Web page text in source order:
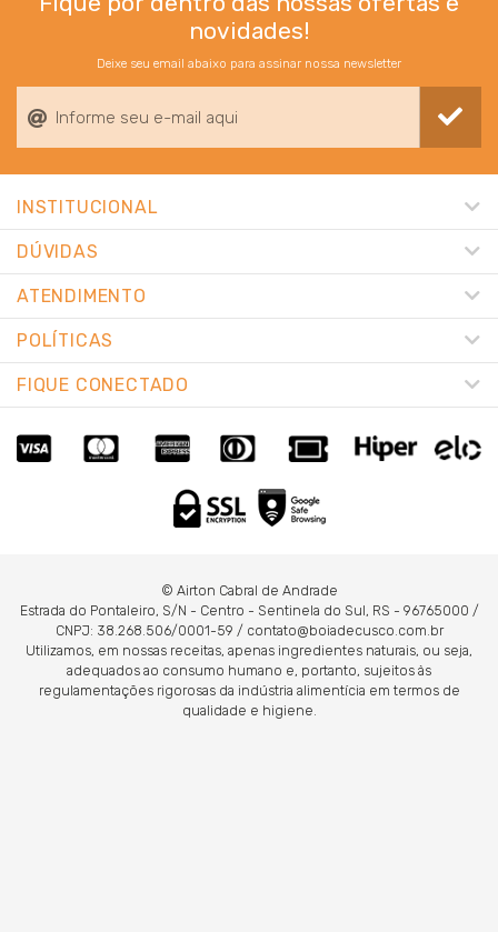
novidades!
Deixe seu email abaixo para assinar nossa newsletter
INSTITUCIONAL
DÚVIDAS
ATENDIMENTO
POLÍTICAS
FIQUE CONECTADO
© Airton Cabral de Andrade
Estrada do Pontaleiro, S/N - Centro - Sentinela do Sul, RS - 96765000 /
CNPJ: 38.268.506/0001-59 / contato@boiadecusco.com.br
Utilizamos, em nossas receitas, apenas ingredientes naturais, ou seja,
adequados ao consumo humano e, portanto, sujeitos às
regulamentações rigorosas da indústria alimentícia em termos de
qualidade e higiene.